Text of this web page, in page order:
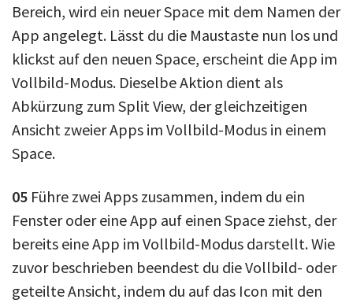
Bereich, wird ein neuer Space mit dem Namen der
App angelegt. Lässt du die Maustaste nun los und
klickst auf den neuen Space, erscheint die App im
Vollbild-Modus. Dieselbe Aktion dient als
Abkürzung zum Split View, der gleichzeitigen
Ansicht zweier Apps im Vollbild-Modus in einem
Space.
05 Führe zwei Apps zusammen, indem du ein
Fenster oder eine App auf einen Space ziehst, der
bereits eine App im Vollbild-Modus darstellt. Wie
zuvor beschrieben beendest du die Vollbild- oder
geteilte Ansicht, indem du auf das Icon mit den